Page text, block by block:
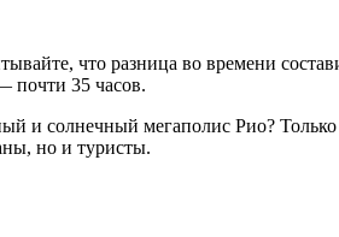
что разница во времени
почти 35 часов.
и солнечный мегаполис Рио?
но и туристы.